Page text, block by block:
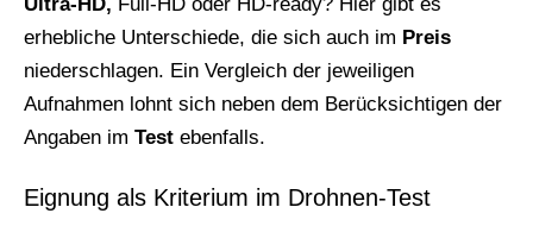
erhebliche Unterschiede, die sich auch im Preis
niederschlagen. Ein Vergleich der jeweiligen
Aufnahmen lohnt sich neben dem Berücksichtigen der
Angaben im Test ebenfalls.
Eignung als Kriterium im Drohnen-Test